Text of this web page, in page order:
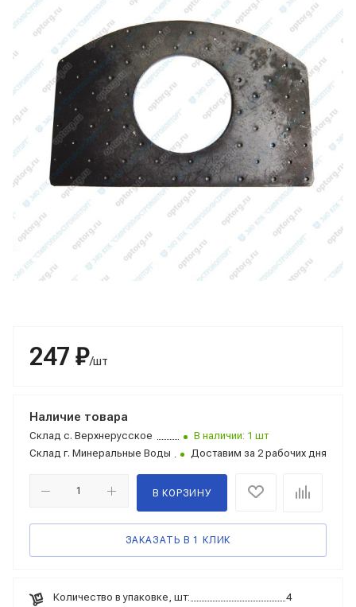
247 ₽/шт
Наличие товара
Склад с. Верхнерусское
В наличии: 1 шт
Склад г. Минеральные Воды Доставим за 2 рабочих дня
В КОРЗИНУ
ЗАКАЗАТЬ В 1 КЛИК
Количество в упаковке, шт: 4